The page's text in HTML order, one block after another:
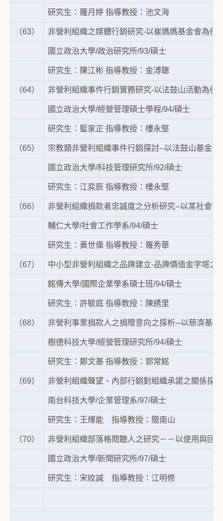
研究生：羅月婷 指導教授：池文海
（63） 非營利組織之媒體行銷研究-以崔媽媽基金會為例
國立政治大學/政治研究所/93/碩士
研究生：陳江彬 指導教授：金溥聰
（64） 非營利組織事件行銷實務研究-以法鼓山活動為例
國立政治大學/經營管理碩士學程/94/碩士
研究生：藍家正 指導教授：樓永堅
（65） 宗教類非營利組織事件行銷探討--以法鼓山基金會
國立政治大學/科技管理研究所/92/碩士
研究生：江奕辰 指導教授：樓永堅
（66） 非營利組織捐款者忠誠度之分析研究--以某社會
輔仁大學/社會工作學系/94/碩士
研究生：黃世偉 指導教授：羅秀華
（67） 中小型非營利組織之品牌建立-品牌價值金字塔之
銘傳大學/國際企業學系碩士班/94/碩士
研究生：許毓庭 指導教授：陳綉里
（68） 非營利事業捐款人之捐贈意向之探析─以慈濟基金
樹德科技大學/經營管理研究所/94/碩士
研究生：鄭文基 指導教授：郭常銘
（69） 非營利組織聲望、內部行銷對組織承諾之關係探討
南台科技大學/企業管理系/97/碩士
研究生：王煇能 指導教授：簡南山
（70） 非營利組織部落格閱聽人之研究－－以使用與回
國立政治大學/新聞研究所/97/碩士
研究生：宋旼諴 指導教授：江明修